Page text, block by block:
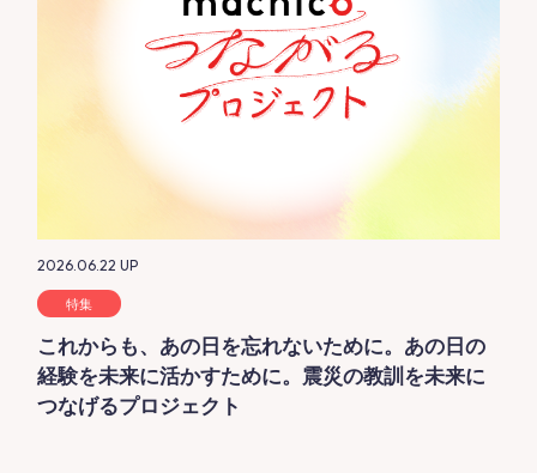
2026.06.22 UP
特集
これからも、あの日を忘れないために。あの日の
経験を未来に活かすために。震災の教訓を未来に
つなげるプロジェクト